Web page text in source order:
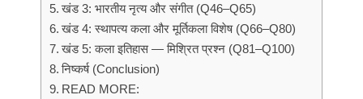
खंड 3: भारतीय नृत्य और संगीत (Q46–Q65)
खंड 4: स्थापत्य कला और मूर्तिकला विशेष (Q66–Q80)
खंड 5: कला इतिहास — मिश्रित प्रश्न (Q81–Q100)
निष्कर्ष (Conclusion)
READ MORE: